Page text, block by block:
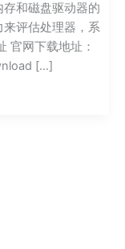
和磁盘驱动器的
评估处理器，系
官网下载地址：
[…]